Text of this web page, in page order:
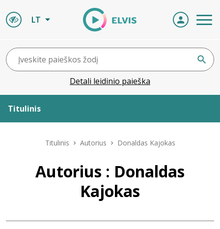
LT
Detali leidinio paieška
Titulinis
Leidiniai
Naujienos
Titulinis Autorius Donaldas Kajokas
Autorius : Donaldas
Kajokas